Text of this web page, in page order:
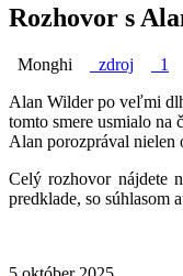
Rozhovor s
Monghi zdroj
1
Alan Wilder po veľmi
tomto smere usmialo
Alan porozprával nielen
Celý rozhovor nájdete
predklade, so súhlasom